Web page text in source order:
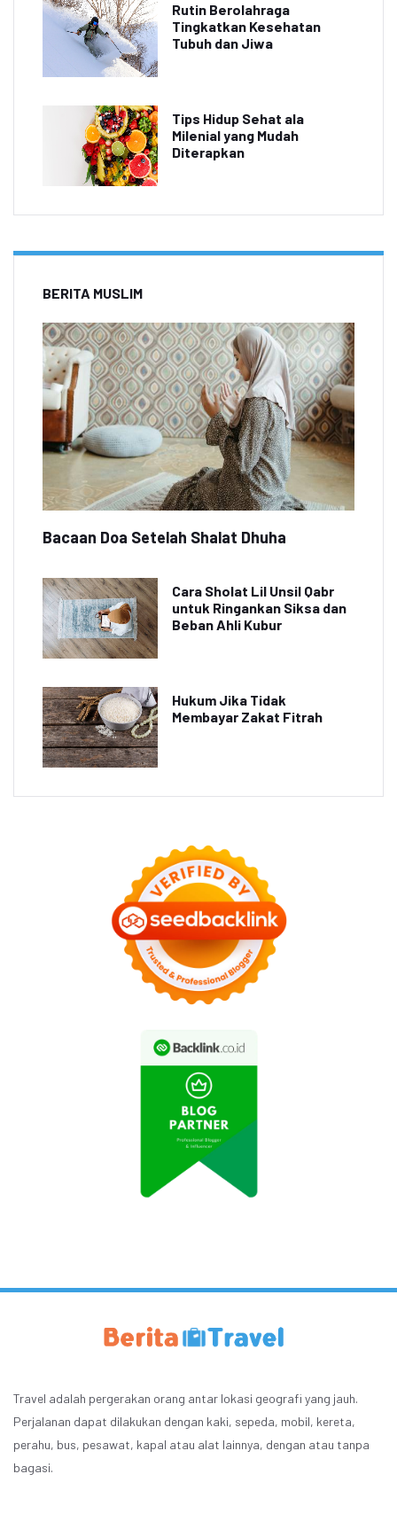
Rutin Berolahraga
Tingkatkan Kesehatan
Tubuh dan Jiwa
Tips Hidup Sehat ala
Milenial yang Mudah
Diterapkan
BERITA MUSLIM
Bacaan Doa Setelah Shalat Dhuha
Cara Sholat Lil Unsil Qabr
untuk Ringankan Siksa dan
Beban Ahli Kubur
Hukum Jika Tidak
Membayar Zakat Fitrah
Travel adalah pergerakan orang antar lokasi geografi yang jauh.
Perjalanan dapat dilakukan dengan kaki, sepeda, mobil, kereta,
perahu, bus, pesawat, kapal atau alat lainnya, dengan atau tanpa
bagasi.